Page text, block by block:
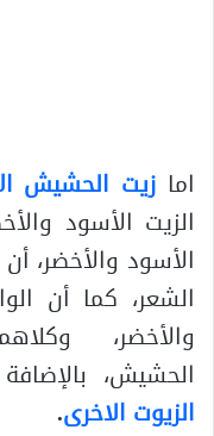
اما زيت الحشيش
الزيت الأسود
الأسود والأخضر،
الشعر، كما أن
والأخضر،
الحشيش،
الزيوت الاخرى.